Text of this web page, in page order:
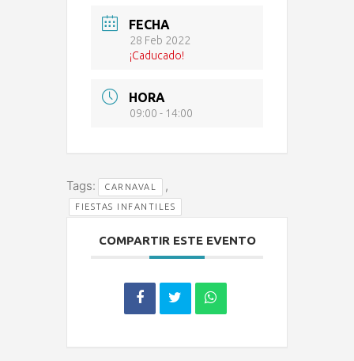
FECHA
28 Feb 2022
¡Caducado!
HORA
09:00 - 14:00
Tags: CARNAVAL ,
FIESTAS INFANTILES
COMPARTIR ESTE EVENTO